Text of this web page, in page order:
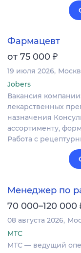
Фармацевт
от 75 000 ₽
19 июля 2026
Jobers
Вакансия
лекарственных
назначения
ассортименту,
Работа с
Менеджер по
70 000–120 000
08 августа 2026
МТС
МТС — ведущий